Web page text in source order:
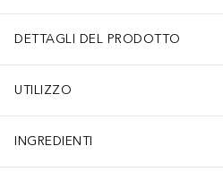
DETTAGLI DEL PRODOTTO
UTILIZZO
INGREDIENTI